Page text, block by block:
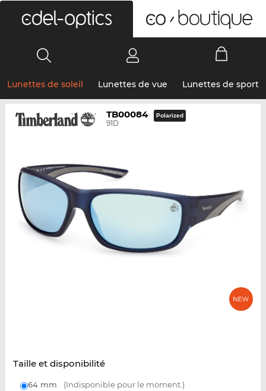
Lunettes de soleil Lunettes de vue Lunettes de sport
TB00084
91D
Polarized
Taille et disponibilité
64 mm (Indisponible pour le moment.)